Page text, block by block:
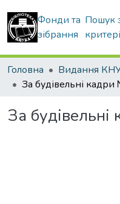
Фонди та
зібрання
Пошук
Головна Видання
За будівельні
За